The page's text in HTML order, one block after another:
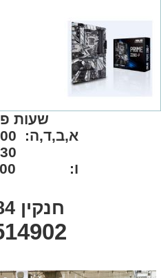
שעות
א,ב,ד,ה: 10:00-14:00
ו: 10:00-13:00
חנקין 84,חולון